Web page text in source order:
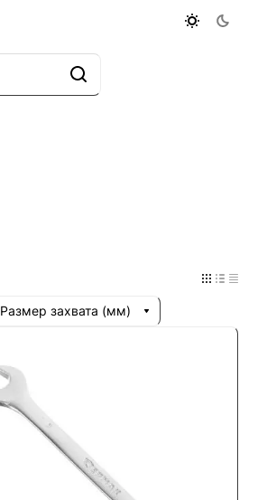
Размер захвата (мм)